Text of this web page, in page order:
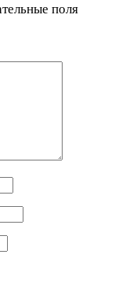
поля